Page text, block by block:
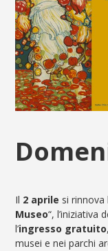
Il 2 aprile si
Museo“, l’iniziativa
l’ingresso gratuito
musei e nei parchi